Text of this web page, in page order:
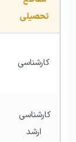
تحصیلی
کارشناسی
ارشد